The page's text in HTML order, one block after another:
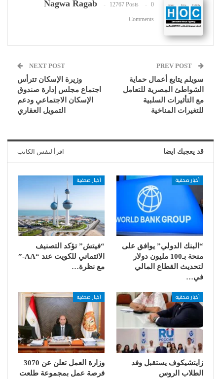
Nagwa Ragab 12767 Posts 0
Comments
سويلم يتابع أعمال حماية
الشواطئ المصرية للتعامل
مع التأثيرات السلبية
للتغيرات المناخية
NEXT POST
وزيرة الإسكان تترأس
اجتماع مجلس إدارة صندوق
الإسكان الاجتماعي ودعم
التمويل العقاري
قد يعجبك ايضا اقرأ لنفس الكاتب
أخبار صحفية
“البنك الدولي” يوافق على
منحة بـ100 مليون دولار
لتحديث القطاع المالي
في…
أخبار صحفية
“فيتش” تؤكد التصنيف
الائتماني للكويت عند “AA-”
مع نظرة…
أخبار صحفية
زايتشيكوف يستقبل وفد
الطلاب الروس
أخبار صحفية
وزارة العمل تعلن عن 3070
فرصة عمل بمجموعة طلعت